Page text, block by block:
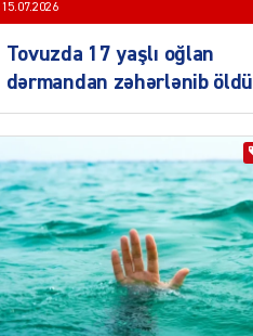
15.07.2026
Tovuzda 17 yaşlı oğlan
dərmandan zəhərlənib öldü